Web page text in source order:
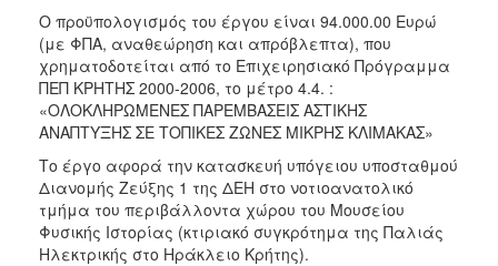
ΔΗΜΟΤΗΣ
ΕΠΙΣΚΕΠΤΗΣ
ΗΡΑΚΛΕΙΟ
Ο προϋπολογισμός του έργου είναι 94.000.00 Ευρώ
(με ΦΠΑ, αναθεώρηση και απρόβλεπτα), που
χρηματοδοτείται από το Επιχειρησιακό Πρόγραμμα
ΠΕΠ ΚΡΗΤΗΣ 2000-2006, το μέτρο 4.4. :
«ΟΛΟΚΛΗΡΩΜΕΝΕΣ ΠΑΡΕΜΒΑΣΕΙΣ ΑΣΤΙΚΗΣ
ΑΝΑΠΤΥΞΗΣ ΣΕ ΤΟΠΙΚΕΣ ΖΩΝΕΣ ΜΙΚΡΗΣ ΚΛΙΜΑΚΑΣ»
Το έργο αφορά την κατασκευή υπόγειου υποσταθμού
Διανομής Ζεύξης 1 της ΔΕΗ στο νοτιοανατολικό
τμήμα του περιβάλλοντα χώρου του Μουσείου
Φυσικής Ιστορίας (κτιριακό συγκρότημα της Παλιάς
Ηλεκτρικής στο Ηράκλειο Κρήτης).